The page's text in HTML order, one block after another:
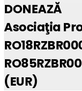
DONEAZĂ
Asociaţia
(EUR)